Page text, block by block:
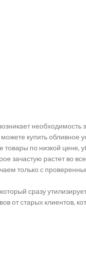
необходимость
купить обливное
по низкой цене,
зачастую растет во
только с
сразу
от старых клиентов,